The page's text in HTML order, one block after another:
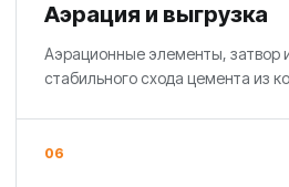
Аэрация и выгрузка
Аэрационные элементы, затвор
стабильного схода цемента из
06